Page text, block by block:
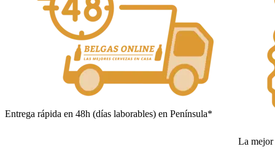
Entrega rápida en 48h (días laborables) en Península*
La mejor